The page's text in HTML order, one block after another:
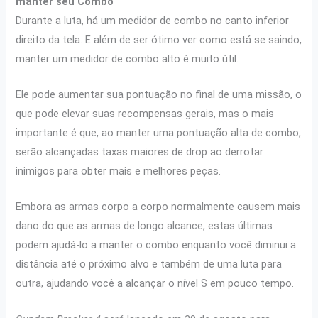
Durante a luta, há um medidor de combo no canto inferior
direito da tela. E além de ser ótimo ver como está se saindo,
manter um medidor de combo alto é muito útil.
Ele pode aumentar sua pontuação no final de uma missão, o
que pode elevar suas recompensas gerais, mas o mais
importante é que, ao manter uma pontuação alta de combo,
serão alcançadas taxas maiores de drop ao derrotar
inimigos para obter mais e melhores peças.
Embora as armas corpo a corpo normalmente causem mais
dano do que as armas de longo alcance, estas últimas
podem ajudá-lo a manter o combo enquanto você diminui a
distância até o próximo alvo e também de uma luta para
outra, ajudando você a alcançar o nível S em pouco tempo.